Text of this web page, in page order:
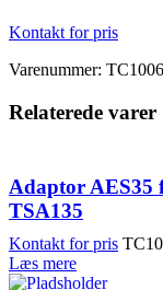
Kontakt for pris
Varenummer:
Relaterede varer
Adaptor AES35
TSA135
Kontakt for pris
Læs mere